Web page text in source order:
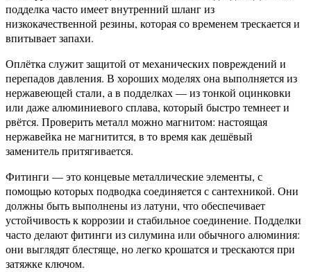
подделка часто имеет внутренний шланг из
низкокачественной резины, которая со временем трескается и
впитывает запахи.
Оплётка служит защитой от механических повреждений и
перепадов давления. В хороших моделях она выполняется из
нержавеющей стали, а в подделках — из тонкой оцинковки
или даже алюминиевого сплава, который быстро темнеет и
рвётся. Проверить металл можно магнитом: настоящая
нержавейка не магнитится, в то время как дешёвый
заменитель притягивается.
Фитинги — это концевые металлические элементы, с
помощью которых подводка соединяется с сантехникой. Они
должны быть выполнены из латуни, что обеспечивает
устойчивость к коррозии и стабильное соединение. Подделки
часто делают фитинги из силумина или обычного алюминия:
они выглядят блестяще, но легко крошатся и трескаются при
затяжке ключом.